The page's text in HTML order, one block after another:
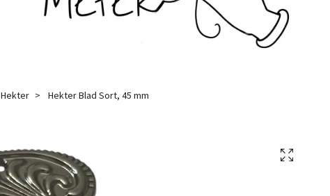
Hekter Hekter Blad Sort, 45 mm